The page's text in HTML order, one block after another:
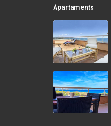
Apartaments